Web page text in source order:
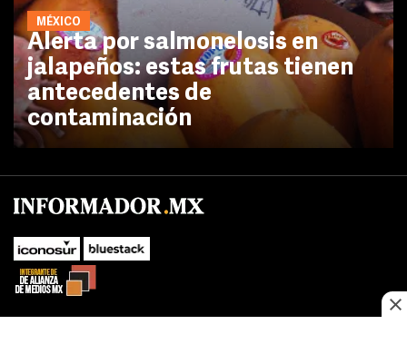
MÉXICO
Alerta por salmonelosis en
jalapeños: estas frutas tienen
antecedentes de
contaminación